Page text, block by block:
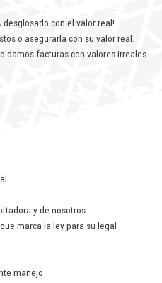
desglosado con el valor real!
o asegurarla con su valor real.
damos facturas con valores irreales
y de nosotros
marca la ley para su legal
manejo